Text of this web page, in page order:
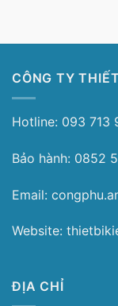
CÔNG TY
Hotline: 093 713
Bảo hành: 0852
Email:
Website:
ĐỊA CHỈ